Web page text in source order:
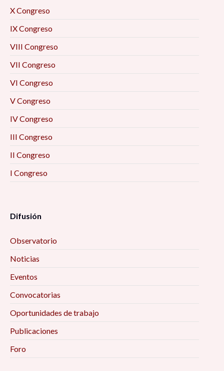
X Congreso
IX Congreso
VIII Congreso
VII Congreso
VI Congreso
V Congreso
IV Congreso
III Congreso
II Congreso
I Congreso
Difusión
Observatorio
Noticias
Eventos
Convocatorias
Oportunidades de trabajo
Publicaciones
Foro